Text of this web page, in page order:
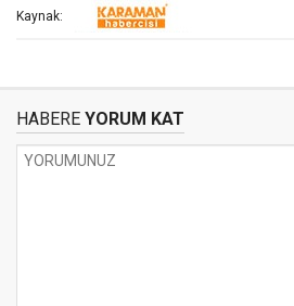
Kaynak:
HABERE YORUM KAT